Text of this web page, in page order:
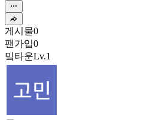
게시물0
팬가입0
밐타운Lv.1